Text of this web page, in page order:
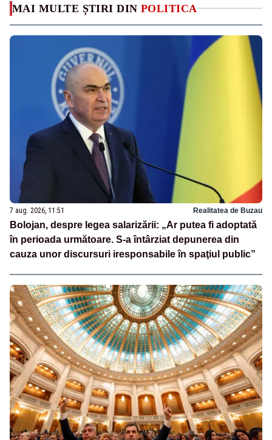
MAI MULTE ȘTIRI DIN POLITICA
7 aug. 2026, 11:51 Realitatea de Buzau
Bolojan, despre legea salarizării: „Ar putea fi adoptată
în perioada următoare. S-a întârziat depunerea din
cauza unor discursuri iresponsabile în spaţiul public”